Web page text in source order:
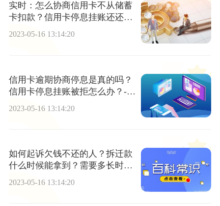
实时：怎么协商信用卡不从储蓄
卡扣款？信用卡停息挂账还还不
清怎么办？
2023-05-16 13:14:20
信用卡逾期协商停息是真的吗？
信用卡停息挂账被拒怎么办？-世
2023-05-16 13:14:20
如何起诉欠钱不还的人？拆迁款
什么时候能拿到？需要多长时
2023-05-16 13:14:20